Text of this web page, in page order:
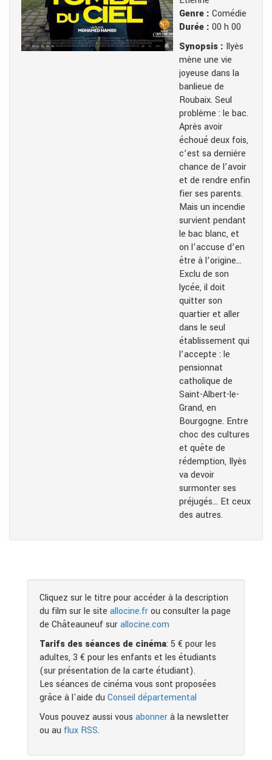
Genre : Comédie
Durée : 00 h 00
Synopsis : Ilyès
mène une vie
joyeuse dans la
banlieue de
Roubaix. Seul
problème : le bac.
Après avoir
échoué deux fois,
c’est sa dernière
chance de l’avoir
et de rendre enfin
fier ses parents.
Mais un incendie
survient pendant
le bac blanc, et
on l’accuse d’en
être à l’origine…
Exclu de son
lycée, il doit
quitter son
quartier et aller
dans le seul
établissement qui
l’accepte : le
pensionnat
catholique de
Saint-Albert-le-
Grand, en
Bourgogne. Entre
choc des cultures
et quête de
rédemption, Ilyès
va devoir
surmonter ses
préjugés… Et ceux
des autres.
Cliquez sur le titre pour accéder à la description
du film sur le site allocine.frou consulter la page
de Châteauneuf surallocine.com
Tarifs des séances de cinéma: 5 € pour les
adultes, 3 € pour les enfants et les étudiants
(sur présentation de la carte étudiant).
Les séances de cinéma vous sont proposées
grâce à l'aide du Conseil départemental
Vous pouvez aussi vous abonnerà la newsletter
ou au flux RSS.